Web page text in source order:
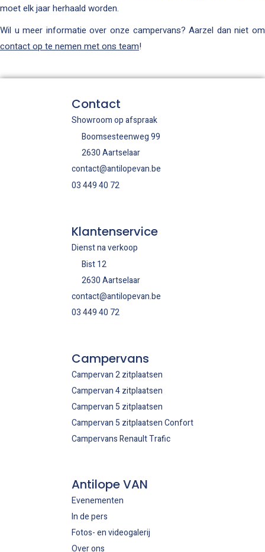
moet elk jaar herhaald worden.
Wil u meer informatie over onze campervans? Aarzel dan niet om
contact op te nemen met ons team!
Contact
Showroom op afspraak
Boomsesteenweg 99
2630 Aartselaar
contact@antilopevan.be
03 449 40 72
Klantenservice
Dienst na verkoop
Bist 12
2630 Aartselaar
contact@antilopevan.be
03 449 40 72
Campervans
Campervan 2 zitplaatsen
Campervan 4 zitplaatsen
Campervan 5 zitplaatsen
Campervan 5 zitplaatsen Confort
Campervans Renault Trafic
Antilope VAN
Evenementen
In de pers
Fotos- en videogalerij
Over ons